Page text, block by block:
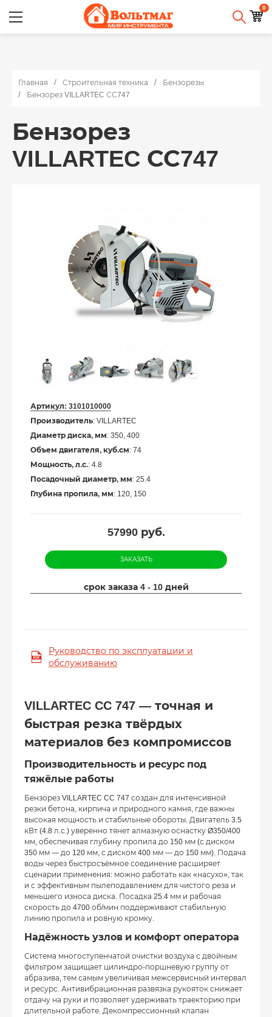
0
Главная Строительная техника
Бензорезы
Бензорез VILLARTEC СС747
Бензорез
VILLARTEC СС747
Артикул: 3101010000
Производитель: VILLARTEC
Диаметр диска, мм: 350, 400
Объем двигателя, куб.см: 74
Мощность, л.с.: 4.8
Посадочный диаметр, мм: 25.4
Глубина пропила, мм: 120, 150
57990руб.
ЗАКАЗАТЬ
срок заказа 4 - 10 дней
Руководство по эксплуатации и
обслуживанию
VILLARTEC CC 747 — точная и
быстрая резка твёрдых
материалов без компромиссов
Производительность и ресурс под
тяжёлые работы
Бензорез VILLARTEC CC 747 создан для интенсивной
резки бетона, кирпича и природного камня, где важны
высокая мощность и стабильные обороты. Двигатель 3.5
кВт (4.8 л.с.) уверенно тянет алмазную оснастку Ø350/400
мм, обеспечивая глубину пропила до 150 мм (с диском
350 мм — до 120 мм, с диском 400 мм — до 150 мм). Подача
воды через быстросъёмное соединение расширяет
сценарии применения: можно работать как «насухо», так
и с эффективным пылеподавлением для чистого реза и
меньшего износа диска. Посадка 25.4 мм и рабочая
скорость до 4700 об/мин поддерживают стабильную
линию пропила и ровную кромку.
Надёжность узлов и комфорт оператора
Система многоступенчатой очистки воздуха с двойным
фильтром защищает цилиндро-поршневую группу от
абразива, тем самым увеличивая межсервисный интервал
и ресурс. Антивибрационная развязка рукояток снижает
отдачу на руки и позволяет удерживать траекторию при
длительной работе. Декомпрессионный клапан